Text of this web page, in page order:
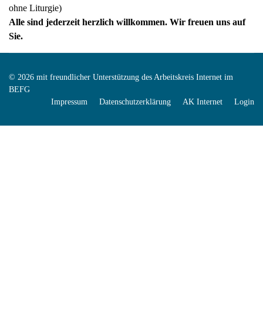
ohne Liturgie)
Alle sind jederzeit herzlich willkommen. Wir freuen uns auf
Sie.
© 2026 mit freundlicher Unterstützung des Arbeitskreis Internet im
BEFG
Impressum
Datenschutzerklärung AK Internet Login